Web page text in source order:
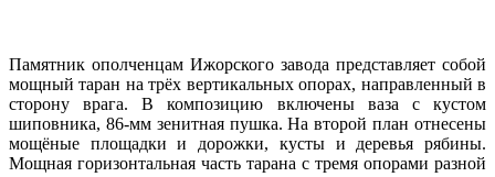
Памятник ополченцам Ижорского завода представляет собой
мощный таран на трёх вертикальных опорах, направленный в
сторону врага. В композицию включены ваза с кустом
шиповника, 86-мм зенитная пушка. На второй план отнесены
мощёные площадки и дорожки, кусты и деревья рябины.
Мощная горизонтальная часть тарана с тремя опорами разной